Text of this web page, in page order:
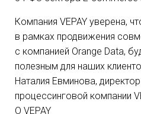
Компания VEPAY уверена,
в рамках продвижения
с компанией Orange Data,
полезным для наших
Наталия Евминова,
процессинговой компании
О VEPAY